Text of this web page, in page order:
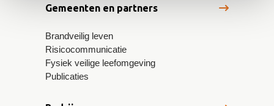
Gemeenten en partners
Brandveilig leven
Risicocommunicatie
Fysiek veilige leefomgeving
Publicaties